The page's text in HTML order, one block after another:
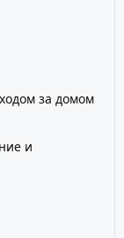
за домом
и